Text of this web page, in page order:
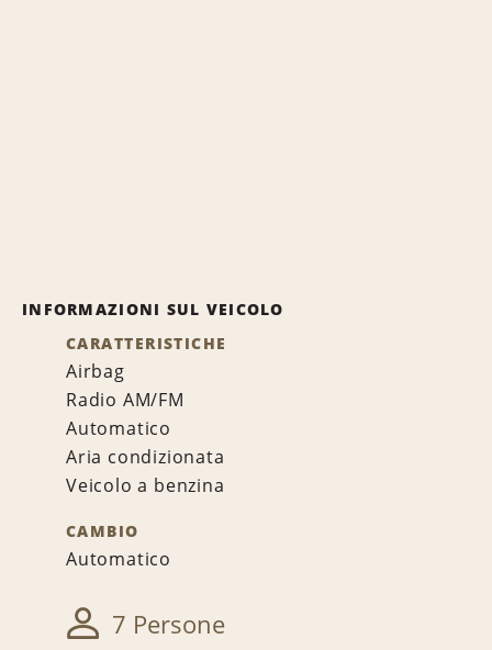
INFORMAZIONI SUL VEICOLO
CARATTERISTICHE
Airbag
Radio AM/FM
Automatico
Aria condizionata
Veicolo a benzina
CAMBIO
Automatico
7 Persone